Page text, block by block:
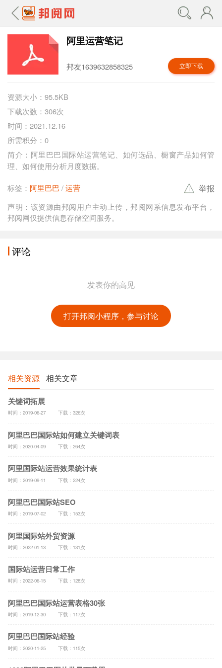
阿里运营笔记
邦友1639632858325 立即下载
资源大小：95.5KB
下载次数：306次
时间：2021.12.16
所需积分：0
简介：阿里巴巴国际站运营笔记、如何选品、橱窗产品如何管
理、如何使用分析月度数据。
标签： 阿里巴巴 运营 举报
声明：该资源由邦阅用户主动上传，邦阅网系信息发布平台，
邦阅网仅提供信息存储空间服务。
评论
发表你的高见
打开邦阅小程序，参与讨论
相关资源 相关文章
关键词拓展
时间：2019-06-27 下载：326次
阿里巴巴国际站如何建立关键词表
时间：2020-04-09 下载：264次
阿里国际站运营效果统计表
时间：2019-09-11 下载：224次
阿里巴巴国际站SEO
时间：2019-07-02 下载：153次
阿里国际站外贸资源
时间：2022-01-13 下载：131次
国际站运营日常工作
时间：2022-06-15 下载：128次
阿里巴巴国际站运营表格30张
时间：2019-12-30 下载：117次
阿里巴巴国际站经验
时间：2020-11-25 下载：115次